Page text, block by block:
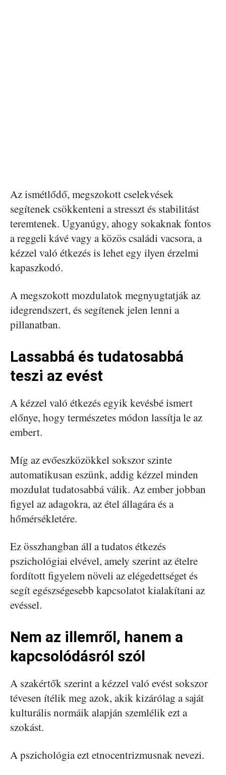
Az ismétlődő, megszokott cselekvések
segítenek csökkenteni a stresszt és stabilitást
teremtenek. Ugyanúgy, ahogy sokaknak fontos
a reggeli kávé vagy a közös családi vacsora, a
kézzel való étkezés is lehet egy ilyen érzelmi
kapaszkodó.
A megszokott mozdulatok megnyugtatják az
idegrendszert, és segítenek jelen lenni a
pillanatban.
Lassabbá és tudatosabbá
teszi az evést
A kézzel való étkezés egyik kevésbé ismert
előnye, hogy természetes módon lassítja le az
embert.
Míg az evőeszközökkel sokszor szinte
automatikusan eszünk, addig kézzel minden
mozdulat tudatosabbá válik. Az ember jobban
figyel az adagokra, az étel állagára és a
hőmérsékletére.
Ez összhangban áll a tudatos étkezés
pszichológiai elvével, amely szerint az ételre
fordított figyelem növeli az elégedettséget és
segít egészségesebb kapcsolatot kialakítani az
evéssel.
Nem az illemről, hanem a
kapcsolódásról szól
A szakértők szerint a kézzel való evést sokszor
tévesen ítélik meg azok, akik kizárólag a saját
kulturális normáik alapján szemlélik ezt a
szokást.
A pszichológia ezt etnocentrizmusnak nevezi.